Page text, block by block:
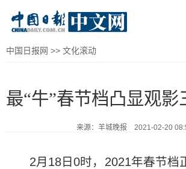
中国日报网 >> 文化滚动
最“牛”春节档凸显观影
来源：羊城晚报 2021-02-20
2月18日0时，2021年春节档